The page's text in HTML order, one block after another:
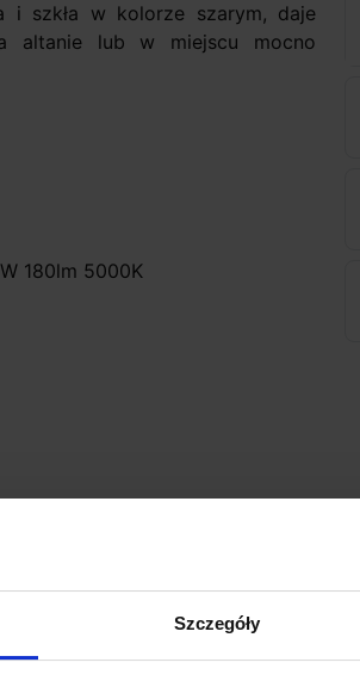
Szczegóły
i szkła w kolorze szarym, daje
altanie lub w miejscu mocno
180lm 5000K